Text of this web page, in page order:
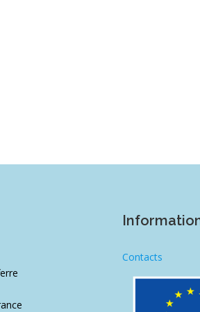
Contacts